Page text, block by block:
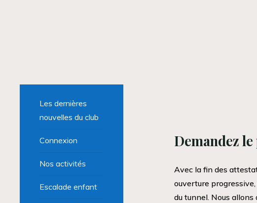
Demandez
Avec la fin des
ouverture
du tunnel. Nous
Les dernières
nouvelles du club
Connexion
Nos activités
Escalade enfant